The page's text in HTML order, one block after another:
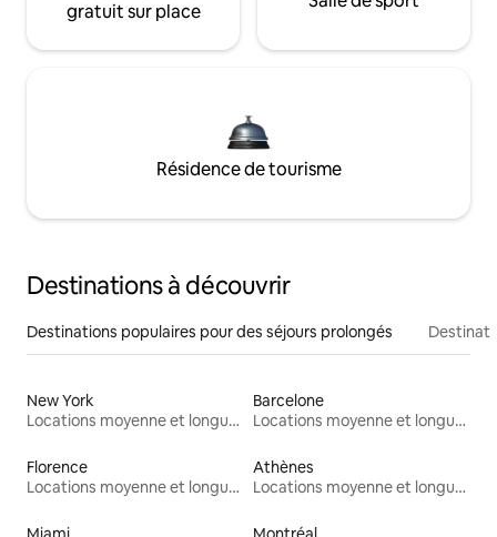
gratuit sur place
Résidence de tourisme
Destinations à découvrir
Destinations populaires pour des séjours prolongés
New York
Locations moyenne et longue durée
Barcelone
Locations moyenne et longue durée
Florence
Locations moyenne et longue durée
Athènes
Locations moyenne et longue durée